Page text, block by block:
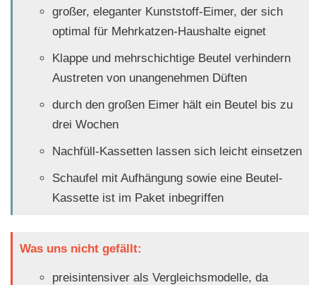
großer, eleganter Kunststoff-Eimer, der sich
optimal für Mehrkatzen-Haushalte eignet
Klappe und mehrschichtige Beutel verhindern
Austreten von unangenehmen Düften
durch den großen Eimer hält ein Beutel bis zu
drei Wochen
Nachfüll-Kassetten lassen sich leicht einsetzen
Schaufel mit Aufhängung sowie eine Beutel-
Kassette ist im Paket inbegriffen
Was uns nicht gefällt:
preisintensiver als Vergleichsmodelle, da